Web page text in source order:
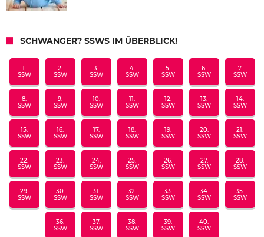
SCHWANGER? SSWS IM ÜBERBLICK!
1.
SSW
2.
SSW
3.
SSW
4.
SSW
5.
SSW
6.
SSW
7.
SSW
8.
SSW
9.
SSW
10.
SSW
11.
SSW
12.
SSW
13.
SSW
14.
SSW
15.
SSW
16.
SSW
17.
SSW
18.
SSW
19.
SSW
20.
SSW
21.
SSW
22.
SSW
23.
SSW
24.
SSW
25.
SSW
26.
SSW
27.
SSW
28.
SSW
29.
SSW
30.
SSW
31.
SSW
32.
SSW
33.
SSW
34.
SSW
35.
SSW
36.
SSW
37.
SSW
38.
SSW
39.
SSW
40.
SSW